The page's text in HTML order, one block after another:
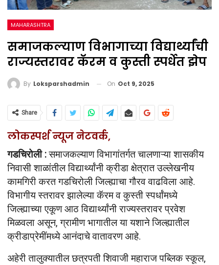
MAHARASHTRA
समाजकल्याण विभागाच्या विद्यार्थ्यांची
राज्यस्तरावर कॅरम व कुस्ती स्पर्धेत झेप
By Loksparshadmin On Oct 9, 2025
Share
लोकस्पर्श न्यूज नेटवर्क,
गडचिरोली :समाजकल्याण विभागांतर्गत चालणाऱ्या शासकीय
निवासी शाळांतील विद्यार्थ्यांनी क्रीडा क्षेत्रात उल्लेखनीय
कामगिरी करत गडचिरोली जिल्ह्याचा गौरव वाढविला आहे.
विभागीय स्तरावर झालेल्या कॅरम व कुस्ती स्पर्धांमध्ये
जिल्ह्याच्या एकूण आठ विद्यार्थ्यांनी राज्यस्तरावर प्रवेश
मिळवला असून, ग्रामीण भागातील या यशाने जिल्ह्यातील
क्रीडाप्रेमींमध्ये आनंदाचे वातावरण आहे.
अहेरी तालुक्यातील छत्रपती शिवाजी महाराज पब्लिक स्कूल,